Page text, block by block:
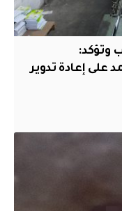
وتؤكد:
على إعادة تدوير